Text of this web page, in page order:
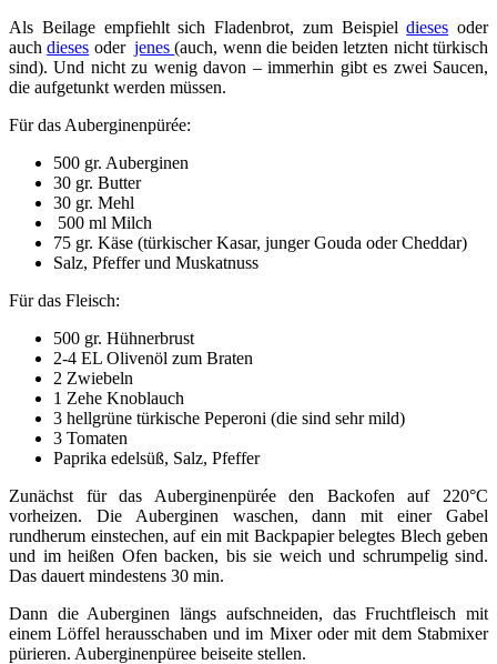
Als Beilage empfiehlt sich Fladenbrot, zum Beispieldieses oder
auchdieses oderjenes(auch, wenn die beiden letzten nicht türkisch
sind). Und nicht zu wenig davon – immerhin gibt es zwei Saucen,
die aufgetunkt werden müssen.
Für das Auberginenpürée:
500 gr. Auberginen
30 gr. Butter
30 gr. Mehl
500 ml Milch
75 gr. Käse (türkischer Kasar, junger Gouda oder Cheddar)
Salz, Pfeffer und Muskatnuss
Für das Fleisch:
500 gr. Hühnerbrust
2-4 EL Olivenöl zum Braten
2 Zwiebeln
1 Zehe Knoblauch
3 hellgrüne türkische Peperoni (die sind sehr mild)
3 Tomaten
Paprika edelsüß, Salz, Pfeffer
Zunächst für das Auberginenpürée den Backofen auf 220°C
vorheizen. Die Auberginen waschen, dann mit einer Gabel
rundherum einstechen, auf ein mit Backpapier belegtes Blech geben
und im heißen Ofen backen, bis sie weich und schrumpelig sind.
Das dauert mindestens 30 min.
Dann die Auberginen längs aufschneiden, das Fruchtfleisch mit
einem Löffel herausschaben und im Mixer oder mit dem Stabmixer
pürieren. Auberginenpüree beiseite stellen.